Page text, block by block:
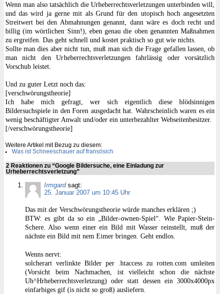
Wenn man also tatsächlich die Urheberrechtsverletzungen unterbinden will,
und das wird ja gerne mit als Grund für den utopisch hoch angesetzten
Streitwert bei den Abmahnungen genannt, dann wäre es doch recht und
billig (im wörtlichen Sinn!), eben genau die oben genannten Maßnahmen
zu ergreifen. Das geht schnell und kostet praktisch so gut wie nichts.
Sollte man dies aber nicht tun, muß man sich die Frage gefallen lassen, ob
man nicht den Urheberrechtsverletzungen fahrlässig oder vorsätzlich
Vorschub leistet.
Und zu guter Letzt noch das:
[verschwörungstheorie]
Ich habe mich gefragt, wer sich eigentlich diese blödsinnigen
Bildersuchspiele in den Foren ausgedacht hat. Wahrscheinlich waren es ein
wenig beschäftigter Anwalt und/oder ein unterbezahlter Webseitenbesitzer.
[/verschwörungstheorie]
Weitere Artikel mit Bezug zu diesem:
Was ist Schneeschauer auf fransösich
2 Reaktionen zu “Google Bildersuche, eine Einladung zur
Urheberrechtsverletzung”
Irmgard sagt:
25. Januar 2007 um 10:45 Uhr
Das mit der Verschwörungstheorie würde manches erklären ;)
BTW: es gibt da so ein „Bilder-ownen-Spiel“. Wie Papier-Stein-
Schere. Also wenn einer ein Bild mit Wasser reinstellt, muß der
nächste ein Bild mit nem Eimer bringen. Geht endlos.
Wenns nervt:
solcherart verlinkte Bilder per .htaccess zu rotten.com umleiten
(Vorsicht beim Nachmachen, ist viellеісht schon die nächste
Uh^Hrheberrechtsverletzung) oder statt dessen ein 3000x4000px
einfarbiges gif (is nicht so groß) ausliefern.